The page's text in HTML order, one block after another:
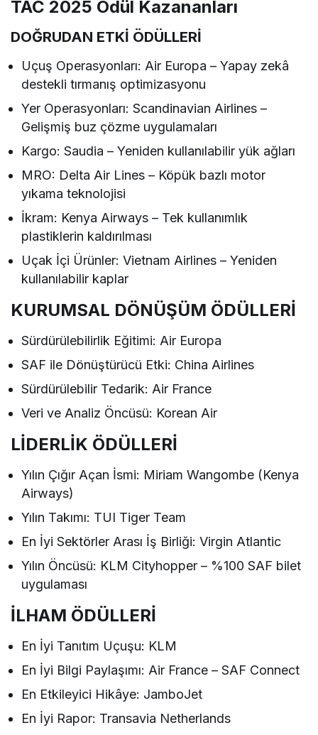
TAC 2025 Ödül Kazananları
DOĞRUDAN ETKİ ÖDÜLLERİ
Uçuş Operasyonları: Air Europa – Yapay zekâ
destekli tırmanış optimizasyonu
Yer Operasyonları: Scandinavian Airlines –
Gelişmiş buz çözme uygulamaları
Kargo: Saudia – Yeniden kullanılabilir yük ağları
MRO: Delta Air Lines – Köpük bazlı motor
yıkama teknolojisi
İkram: Kenya Airways – Tek kullanımlık
plastiklerin kaldırılması
Uçak İçi Ürünler: Vietnam Airlines – Yeniden
kullanılabilir kaplar
KURUMSAL DÖNÜŞÜM ÖDÜLLERİ
Sürdürülebilirlik Eğitimi: Air Europa
SAF ile Dönüştürücü Etki: China Airlines
Sürdürülebilir Tedarik: Air France
Veri ve Analiz Öncüsü: Korean Air
LİDERLİK ÖDÜLLERİ
Yılın Çığır Açan İsmi: Miriam Wangombe (Kenya
Airways)
Yılın Takımı: TUI Tiger Team
En İyi Sektörler Arası İş Birliği: Virgin Atlantic
Yılın Öncüsü: KLM Cityhopper – %100 SAF bilet
uygulaması
İLHAM ÖDÜLLERİ
En İyi Tanıtım Uçuşu: KLM
En İyi Bilgi Paylaşımı: Air France – SAF Connect
En Etkileyici Hikâye: JamboJet
En İyi Rapor: Transavia Netherlands